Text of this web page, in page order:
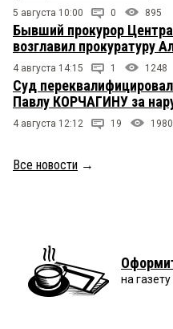
5 августа 10:00 0 895
Бывший прокурор
возглавил прокуратуру
4 августа 14:15 1 1248
Суд
Павлу КОРЧАГИНУ за
4 августа 12:12 19 1980
Все новости →
на